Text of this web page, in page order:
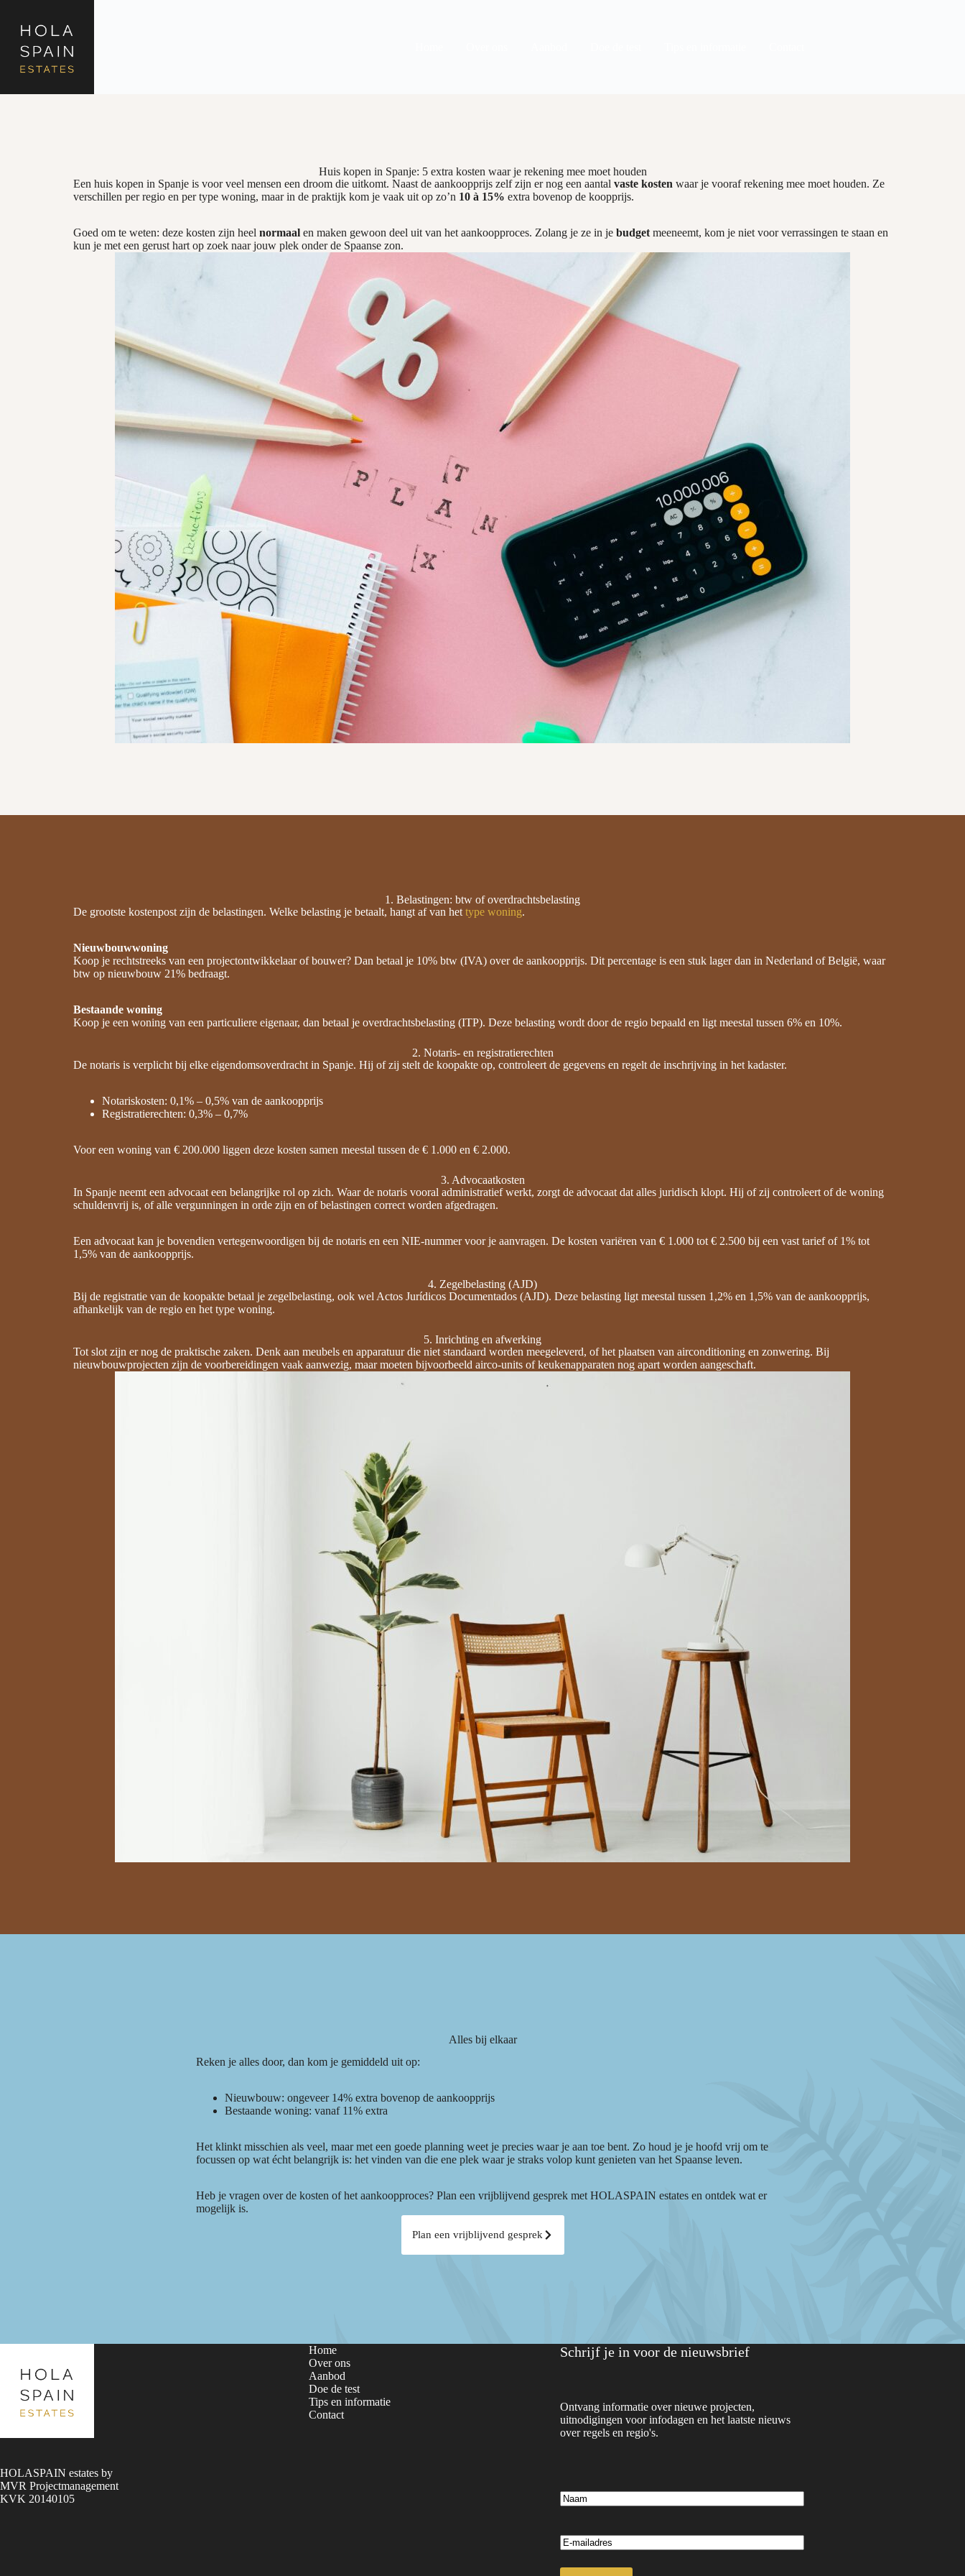
Huis kopen in Spanje: 5 extra kosten waar je rekening mee moet houden
Een huis kopen in Spanje is voor veel mensen een droom die uitkomt. Naast de aankoopprijs zelf zijn er nog een aantal vaste kosten waar je vooraf rekening mee moet houden. Ze
verschillen per regio en per type woning, maar in de praktijk kom je vaak uit op zo’n 10 à 15% extra bovenop de koopprijs.
Goed om te weten: deze kosten zijn heel normaal en maken gewoon deel uit van het aankoopproces. Zolang je ze in je budget meeneemt, kom je niet voor verrassingen te staan en
kun je met een gerust hart op zoek naar jouw plek onder de Spaanse zon.
1. Belastingen: btw of overdrachtsbelasting
De grootste kostenpost zijn de belastingen. Welke belasting je betaalt, hangt af van het type woning.
Nieuwbouwwoning
Koop je rechtstreeks van een projectontwikkelaar of bouwer? Dan betaal je 10% btw (IVA) over de aankoopprijs. Dit percentage is een stuk lager dan in Nederland of België, waar
btw op nieuwbouw 21% bedraagt.
Bestaande woning
Koop je een woning van een particuliere eigenaar, dan betaal je overdrachtsbelasting (ITP). Deze belasting wordt door de regio bepaald en ligt meestal tussen 6% en 10%.
2. Notaris- en registratierechten
De notaris is verplicht bij elke eigendomsoverdracht in Spanje. Hij of zij stelt de koopakte op, controleert de gegevens en regelt de inschrijving in het kadaster.
Notariskosten: 0,1% – 0,5% van de aankoopprijs
Registratierechten: 0,3% – 0,7%
Voor een woning van € 200.000 liggen deze kosten samen meestal tussen de € 1.000 en € 2.000.
3. Advocaatkosten
In Spanje neemt een advocaat een belangrijke rol op zich. Waar de notaris vooral administratief werkt, zorgt de advocaat dat alles juridisch klopt. Hij of zij controleert of de woning
schuldenvrij is, of alle vergunningen in orde zijn en of belastingen correct worden afgedragen.
Een advocaat kan je bovendien vertegenwoordigen bij de notaris en een NIE-nummer voor je aanvragen. De kosten variëren van € 1.000 tot € 2.500 bij een vast tarief of 1% tot
1,5% van de aankoopprijs.
4. Zegelbelasting (AJD)
Bij de registratie van de koopakte betaal je zegelbelasting, ook wel Actos Jurídicos Documentados (AJD). Deze belasting ligt meestal tussen 1,2% en 1,5% van de aankoopprijs,
afhankelijk van de regio en het type woning.
5. Inrichting en afwerking
Tot slot zijn er nog de praktische zaken. Denk aan meubels en apparatuur die niet standaard worden meegeleverd, of het plaatsen van airconditioning en zonwering. Bij
nieuwbouwprojecten zijn de voorbereidingen vaak aanwezig, maar moeten bijvoorbeeld airco-units of keukenapparaten nog apart worden aangeschaft.
Alles bij elkaar
Reken je alles door, dan kom je gemiddeld uit op:
Nieuwbouw: ongeveer 14% extra bovenop de aankoopprijs
Bestaande woning: vanaf 11% extra
Het klinkt misschien als veel, maar met een goede planning weet je precies waar je aan toe bent. Zo houd je je hoofd vrij om te
focussen op wat écht belangrijk is: het vinden van die ene plek waar je straks volop kunt genieten van het Spaanse leven.
Heb je vragen over de kosten of het aankoopproces? Plan een vrijblijvend gesprek met HOLASPAIN estates en ontdek wat er
mogelijk is.
Plan een vrijblijvend gesprek
HOLASPAIN estates by
MVR Projectmanagement
KVK 20140105
Home
Over ons
Aanbod
Doe de test
Tips en informatie
Contact
Schrijf je in voor de nieuwsbrief
Ontvang informatie over nieuwe projecten,
uitnodigingen voor infodagen en het laatste nieuws
over regels en regio's.
Naam
E-
mail